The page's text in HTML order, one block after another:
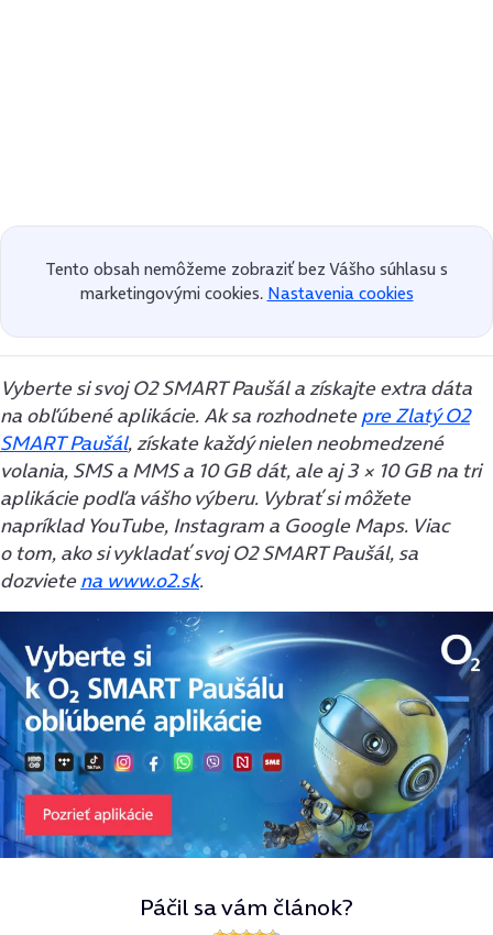
Tento obsah nemôžeme zobraziť bez Vášho súhlasu s
marketingovými cookies. Nastavenia cookies
Vyberte si svoj O2 SMART Paušál a získajte extra dáta
na obľúbené aplikácie. Ak sa rozhodnetepre Zlatý O2
SMART Paušál, získate každý nielen neobmedzené
volania, SMS a MMS a 10 GB dát, ale aj 3 × 10 GB na tri
aplikácie podľa vášho výberu. Vybrať si môžete
napríklad YouTube, Instagram a Google Maps. Viac
o tom, ako si vykladať svoj O2 SMART Paušál, sa
dozvietena www.o2.sk.
Páčil sa vám článok?